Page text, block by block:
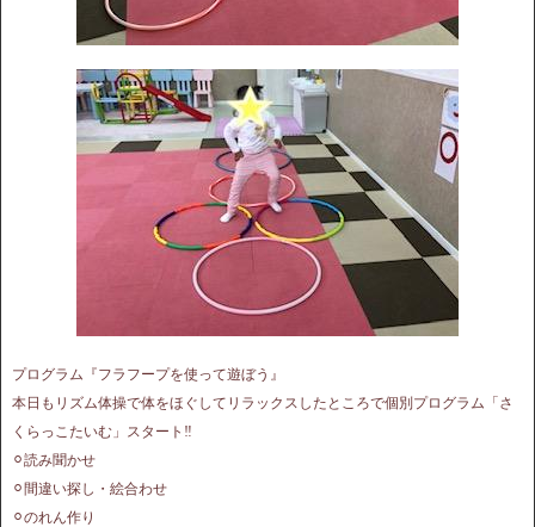
プログラム『フラフープを使って遊ぼう』
本日もリズム体操で体をほぐしてリラックスしたところで個別プログラム「さ
くらっこたいむ」スタート‼︎
⚪︎読み聞かせ
⚪︎間違い探し・絵合わせ
⚪︎のれん作り